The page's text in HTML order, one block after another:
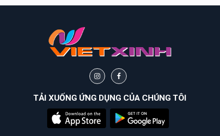
TẢI XUỐNG ỨNG DỤNG CỦA CHÚNG TÔI